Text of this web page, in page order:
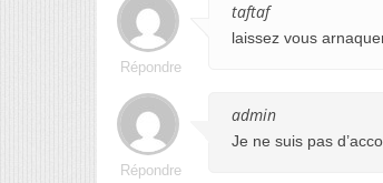
taftaf
laissez vous
Répondre
admin
Je ne suis pas
Répondre